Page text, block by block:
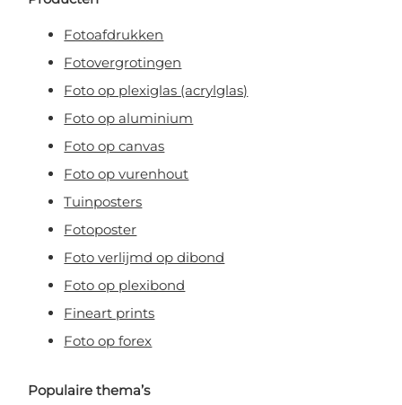
Fotoafdrukken
Fotovergrotingen
Foto op plexiglas (acrylglas)
Foto op aluminium
Foto op canvas
Foto op vurenhout
Tuinposters
Fotoposter
Foto verlijmd op dibond
Foto op plexibond
Fineart prints
Foto op forex
Populaire thema’s